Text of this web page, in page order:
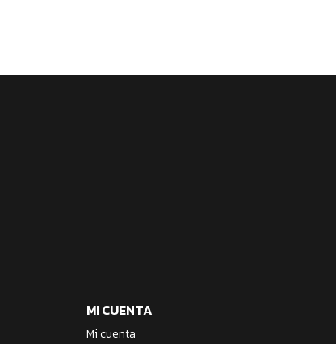
MI CUENTA
Mi cuenta